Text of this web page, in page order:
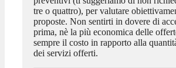
tre o quattro), per valutare
proposte. Non sentirti in dovere di
prima, nè la più economica delle
sempre il costo in rapporto alla
dei servizi offerti.